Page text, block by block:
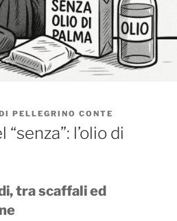
PELLEGRINO CONTE
l’olio di
tra scaffali ed